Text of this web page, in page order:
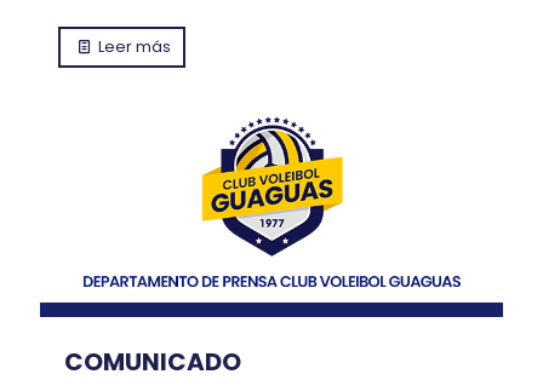
Leer más
COMUNICADO